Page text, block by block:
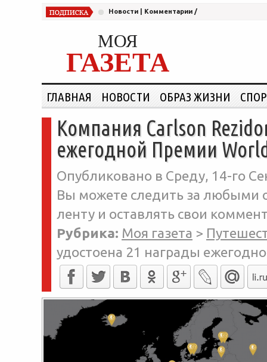
Новости Комментарии /
МОЯ
ГАЗЕТА
ГЛАВНАЯ НОВОСТИ ОБРАЗ ЖИЗНИ
Компания Carlson
ежегодной Премии
Опубликовано в Среду, 14-го
Вы можете следить за любыми
ленту и оставлять свои
Рубрика: Моя газета >
удостоена 21 награды